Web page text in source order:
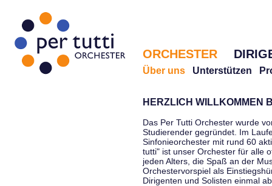
ORCHESTER
Über uns Unterstützen
HERZLICH WILLKOMMEN
Das Per Tutti Orchester wurde
Studierender gegründet. Im
Sinfonieorchester mit rund 60
tutti" ist unser Orchester für alle
jeden Alters, die Spaß an der
Orchestervorspiel als
Dirigenten und Solisten einmal